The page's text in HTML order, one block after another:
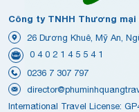
Công ty TNHH Thương mại
26 Dương Khuê, Mỹ An,
0 4 0 2 1 4 5 5 4 1
0236 7 307 797
International Travel License: